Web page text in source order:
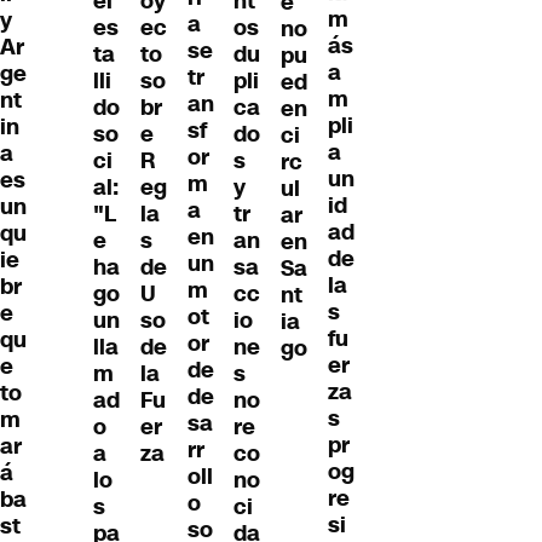
y
Ar
ge
nt
in
a
es
un
qu
ie
br
e
qu
e
to
m
ar
á
ba
st
es
ta
lli
do
so
ci
al:
"L
e
ha
go
un
lla
m
ad
o
a
lo
s
pa
ec
to
so
br
e
R
eg
la
s
de
U
so
de
la
Fu
er
za
a
se
tr
an
sf
or
m
a
en
un
m
ot
or
de
de
sa
rr
oll
o
so
os
du
pli
ca
do
s
y
tr
an
sa
cc
io
ne
s
no
re
co
no
ci
da
no
pu
ed
en
ci
rc
ul
ar
en
Sa
nt
ia
go
m
ás
a
m
pli
a
un
id
ad
de
la
s
fu
er
za
s
pr
og
re
si